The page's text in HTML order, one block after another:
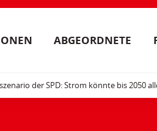
ABGEORDNETE
der SPD: Strom könnte bis 2050